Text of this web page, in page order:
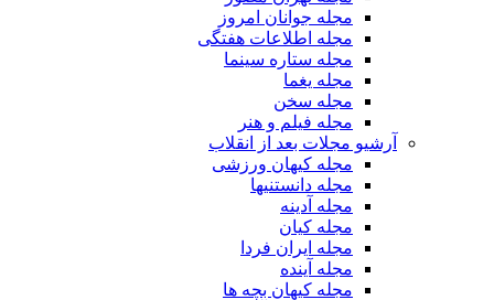
مجله جوانان امروز
مجله اطلاعات هفتگی
مجله ستاره سینما
مجله یغما
مجله سخن
مجله فیلم و هنر
آرشیو مجلات بعد از انقلاب
مجله کیهان ورزشی
مجله دانستنیها
مجله آدینه
مجله کیان
مجله ایران فردا
مجله آینده
مجله کیهان بچه ها